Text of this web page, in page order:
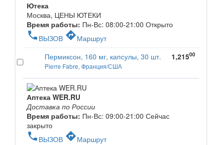
Ютека
Москва, ЦЕНЫ ЮТЕКИ
Время работы: Пн-Вс: 08:00-21:00 Открыто
phone ВЫЗОВ directionsМаршрут
Пермиксон, 160 мг, капсулы, 30 шт.
Pierre Fabre, Франция/США
1,21500
Аптека WER.RU
Доставка по России
Время работы: Пн-Вс: 09:00-21:00 Сейчас
закрыто
phone ВЫЗОВ directionsМаршрут